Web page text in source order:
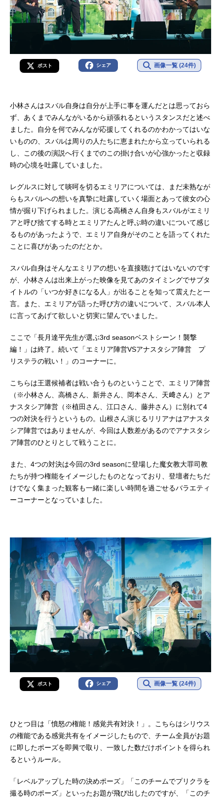
ポスト シェア 画像一覧 (24件)
小林さんはスバル自身は自分が上手に事を運んだとは思っておら
ず、あくまでみんながいるから頑張れるというスタンスだと述べ
ました。自分を何でみんなが応援してくれるのかわかってはいな
いものの、スバルは周りの人たちに恵まれたから立っていられる
し、この後の演説へ行くまでのこの掛け合いが心強かったと収録
時の心境を吐露していました。
レグルスに対して啖呵を切るエミリアについては、まだ未熟なが
らもスバルへの想いを真摯に吐露していく場面とあって彼女の心
情が掘り下げられました。演じる高橋さん自身もスバルがエミリ
アと呼び捨てする時とエミリアたんと呼ぶ時の違いについて感じ
るものがあったようで、エミリア自身がそのことを語ってくれた
ことに喜びがあったのだとか。
スバル自身はそんなエミリアの想いを直接聴けてはいないのです
が、小林さんは出来上がった映像を見てあのタイミングでサブタ
イトルの「いつか好きになる人」が出ることを知って震えたと一
言。また、エミリアが語った呼び方の違いについて、スバル本人
に言ってあげて欲しいと切実に望んでいました。
ここで「長月達平先生が選ぶ3rd seasonベストシーン！襲撃
編！」は終了。続いて「エミリア陣営VSアナスタシア陣営 プ
リステラの戦い！」のコーナーに。
こちらは王選候補者は戦い合うものということで、エミリア陣営
（※小林さん、高橋さん、新井さん、岡本さん、天﨑さん）とア
ナスタシア陣営（※植田さん、江口さん、藤井さん）に別れて4
つの対決を行うというもの。山根さん演じるリリアナはアナスタ
シア陣営ではありませんが、今回は人数差があるのでアナスタシ
ア陣営のひとりとして戦うことに。
また、4つの対決は今回の3rd seasonに登場した魔女教大罪司教
たちが持つ権能をイメージしたものとなっており、登壇者たちだ
けでなく集まった観客も一緒に楽しい時間を過ごせるバラエティ
ーコーナーとなっていました。
ポスト シェア 画像一覧 (24件)
ひとつ目は「憤怒の権能！感覚共有対決！」。こちらはシリウス
の権能である感覚共有をイメージしたもので、チーム全員がお題
に即したポーズを即興で取り、一致した数だけポイントを得られ
るというルール。
「レベルアップした時の決めポーズ」「このチームでプリクラを
撮る時のポーズ」といったお題が飛び出したのですが、「このチ